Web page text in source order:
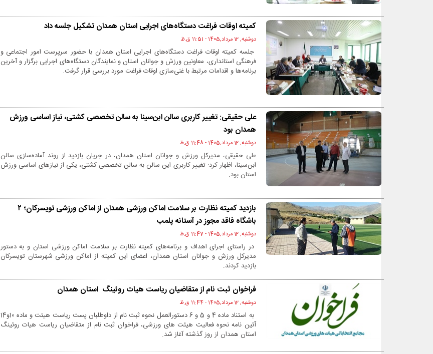
کمیته اوقات فراغت دستگاه‌های اجرایی استان همدان تشکیل جلسه داد
دوشنبه, 12 مرداد,1405 - 11:51 ق.ظ
جلسه کمیته اوقات فراغت دستگاه‌های اجرایی استان همدان با حضور سرپرست امور اجتماعی و
فرهنگی استانداری، معاونین ورزش و جوانان استان و نمایندگان دستگاه‌های اجرایی برگزار و آخرین
برنامه‌ها و اقدامات مرتبط با غنی‌سازی اوقات فراغت مورد بررسی قرار گرفت.
علی حقیقی: تغییر کاربری سالن ابن‌سینا به سالن تخصصی کشتی، نیاز اساسی ورزش
همدان بود
دوشنبه, 12 مرداد,1405 - 11:48 ق.ظ
علی حقیقی، مدیرکل ورزش و جوانان استان همدان، در جریان بازدید از روند آماده‌سازی سالن
ابن‌سینا، اظهار کرد: تغییر کاربری این سالن به سالن تخصصی کشتی، یکی از نیازهای اساسی ورزش
استان بود.
بازدید کمیته نظارت بر سلامت اماکن ورزشی همدان از اماکن ورزشی تویسرکان؛ ۲
باشگاه فاقد مجوز در آستانه پلمب
دوشنبه, 12 مرداد,1405 - 11:47 ق.ظ
در راستای اجرای اهداف و برنامه‌های کمیته نظارت بر سلامت اماکن ورزشی استان و به دستور
مدیرکل ورزش و جوانان استان همدان، اعضای این کمیته از اماکن ورزشی شهرستان تویسرکان
بازدید کردند.
فراخوان ثبت نام از متقاضیان ریاست هیات روئینگ استان همدان
دوشنبه, 12 مرداد,1405 - 11:44 ق.ظ
به استناد ماده 4 و 5 و 6 دستورالعمل نحوه ثبت نام از داوطلبان پست ریاست هیئت و ماده 10و14
آئین نامه نحوه فعالیت هیئت های ورزشی، فراخوان ثبت نام از متقاضیان ریاست هیات روئینگ
استان همدان از روز گذشته آغاز شد.